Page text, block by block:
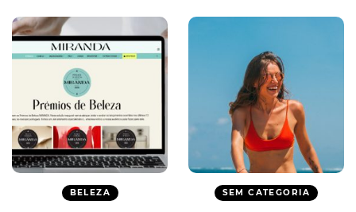
BELEZA SEM CATEGORIA